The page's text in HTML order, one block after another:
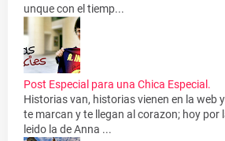
unque con el tiemp...
Post Especial para una Chica Especial.
Historias van, historias vienen en la web
te marcan y te llegan al corazon; hoy por
leido la de Anna ...